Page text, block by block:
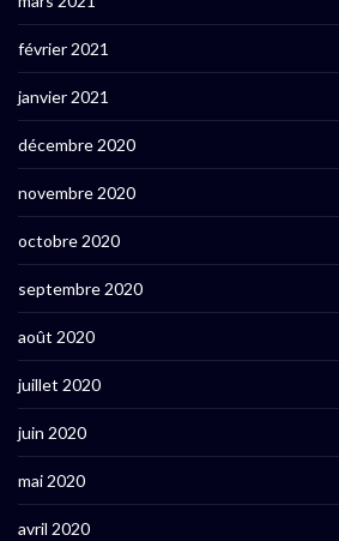
février 2021
janvier 2021
décembre 2020
novembre 2020
octobre 2020
septembre 2020
août 2020
juillet 2020
juin 2020
mai 2020
avril 2020